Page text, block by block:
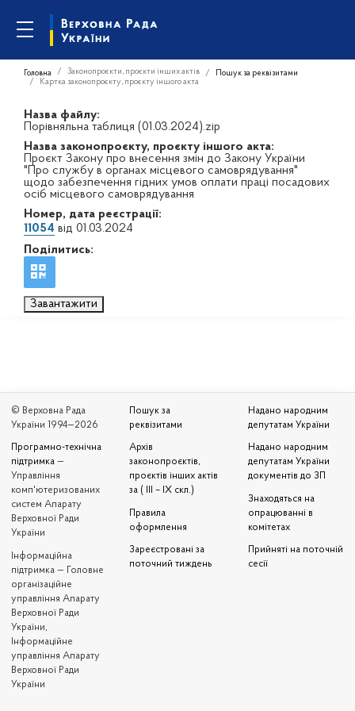
Головна Законопроєкти, проєкти інших актів
Пошук за реквізитами
Картка законопроєкту, проєкту іншого акта
Назва файлу:
Порівняльна таблиця (01.03.2024).zip
Назва законопроєкту, проєкту іншого акта:
Проєкт Закону про внесення змін до Закону України
"Про службу в органах місцевого самоврядування"
щодо забезпечення гідних умов оплати праці посадових
осіб місцевого самоврядування
Номер, дата реєстрації:
11054 від 01.03.2024
Поділитись:
Завантажити
© Верховна Рада
України 1994—2026
Програмно-технічна
підтримка —
Управління
комп'ютеризованих
систем Апарату
Верховної Ради
України
Iнформаційна
підтримка — Головне
організаційне
управління Апарату
Верховної Ради
України,
Інформаційне
управління Апарату
Верховної Ради
України
Пошук за
реквізитами
Архів
законопроєктів,
проєктів інших актів
за ( III – IX скл.)
Правила
оформлення
Зареєстровані за
поточний тиждень
Надано народним
депутатам України
Надано народним
депутатам України
документів до ЗП
Знаходяться на
опрацюванні в
комітетах
Прийняті на поточній
сесії